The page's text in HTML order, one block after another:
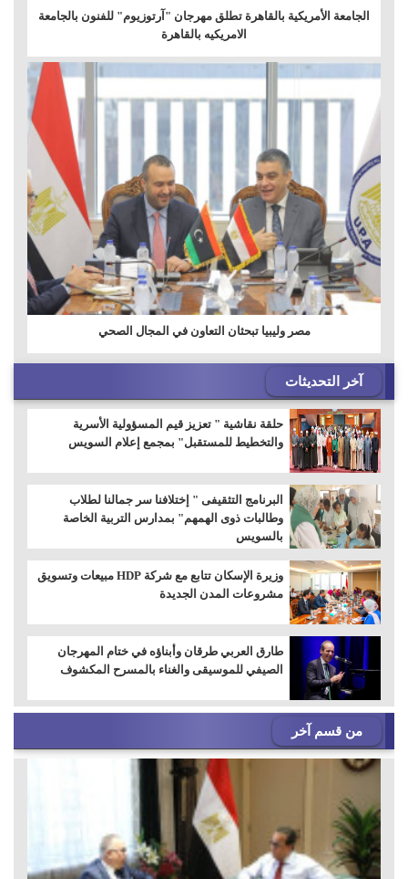
الجامعة الأمريكية بالقاهرة تطلق مهرجان "آرتوزيوم" للفنون بالجامعة
الامريكيه بالقاهرة
مصر وليبيا تبحثان التعاون في المجال الصحي
آخر التحديثات
حلقة نقاشية " تعزيز قيم المسؤولية الأسرية
والتخطيط للمستقبل" بمجمع إعلام السويس
البرنامج التثقيفى " إختلافنا سر جمالنا لطلاب
وطالبات ذوى الهمهم" بمدارس التربية الخاصة
بالسويس
وزيرة الإسكان تتابع مع شركة HDP مبيعات وتسويق
مشروعات المدن الجديدة
طارق العربي طرقان وأبناؤه في ختام المهرجان
الصيفي للموسيقى والغناء بالمسرح المكشوف
من قسم آخر